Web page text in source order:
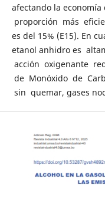
afectando la
proporción más
es del 15% (E15). En
etanol anhidro es
acción oxigenante
de Monóxido de
sin quemar, gases